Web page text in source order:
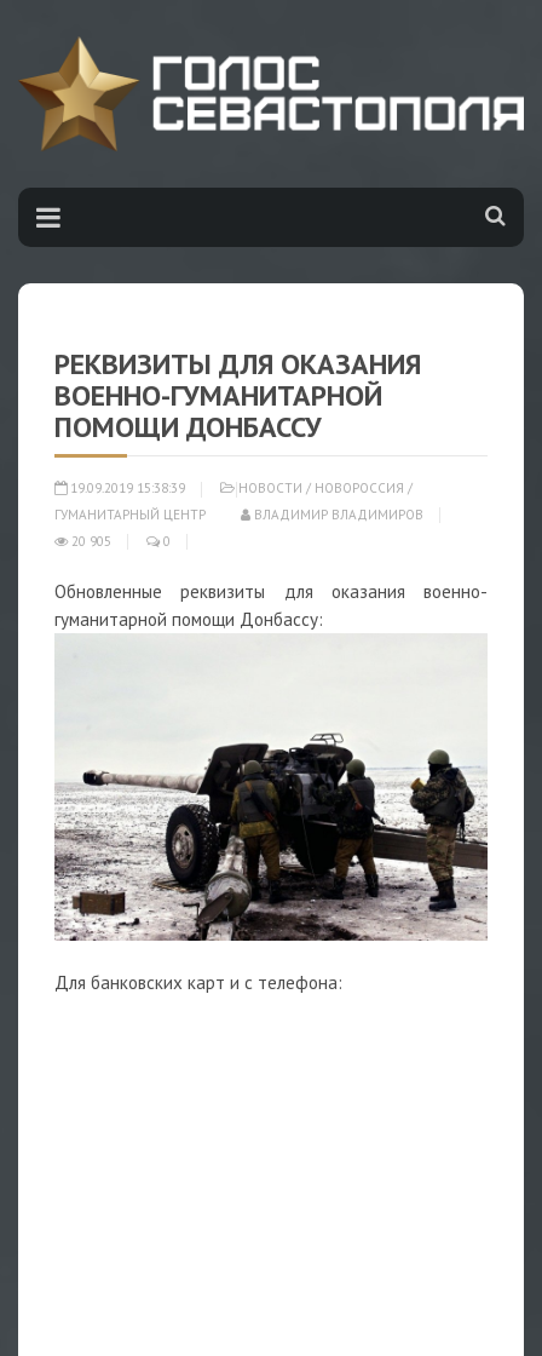
РЕКВИЗИТЫ ДЛЯ ОКАЗАНИЯ
ВОЕННО-ГУМАНИТАРНОЙ
ПОМОЩИ ДОНБАССУ
19.09.2019 15:38:39 НОВОСТИ / НОВОРОССИЯ /
ГУМАНИТАРНЫЙ ЦЕНТР
ВЛАДИМИР ВЛАДИМИРОВ
20 905
0
Обновленные реквизиты для оказания военно-
гуманитарной помощи Донбассу:
Для банковских карт и с телефона: